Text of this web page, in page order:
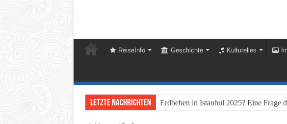
ReiseInfo Geschichte Kulturelles
Letzte Nachrichten Istanbul, die